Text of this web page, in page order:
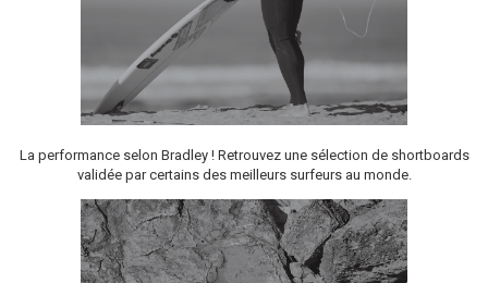
La performance selon Bradley ! Retrouvez une sélection de shortboards
validée par certains des meilleurs surfeurs au monde.